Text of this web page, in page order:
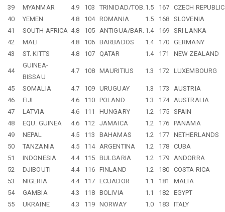
39 MYANMAR 4.9 103 TRINIDAD/TOB. 1.5 167 CZECH REPUBLIC
40
YEMEN 4.8 104 ROMANIA 1.5 168 SLOVENIA
41
SOUTH AFRICA 4.8 105 ANTIGUA/BAR. 1.4 169 SRI LANKA
42
MALI 4.8 106 BARBADOS 1.4 170 GERMANY
43
ST. KITTS 4.8 107 QATAR 1.4 171 NEW ZEALAND
44
GUINEA-
BISSAU
4.7 108 MAURITIUS 1.3 172 LUXEMBOURG
45 SOMALIA 4.7 109 URUGUAY 1.3 173
AUSTRIA
46
FIJI 4.6 110 POLAND 1.3 174
AUSTRALIA
47
LATVIA 4.6 111 HUNGARY 1.2 175 SPAIN
48
EQU. GUINEA 4.6 112 JAMAICA 1.2 176 PANAMA
49
NEPAL 4.5 113 BAHAMAS 1.2 177 NETHERLANDS
50
TANZANIA 4.5 114 ARGENTINA 1.2 178 CUBA
51
INDONESIA 4.4 115 BULGARIA 1.2 179
ANDORRA
52
DJIBOUTI 4.4 116 FINLAND 1.2 180 COSTA RICA
53
NIGERIA 4.4 117 ECUADOR 1.1 181
MALTA
54
GAMBIA 4.3 118 BOLIVIA 1.1 182
EGYPT
55
UKRAINE 4.3 119 NORWAY 1.0 183
ITALY